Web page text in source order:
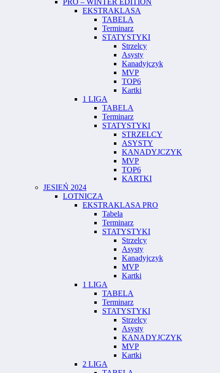
EKSTRAKLASA
TABELA
Terminarz
STATYSTYKI
Strzelcy
Asysty
Kanadyjczyk
MVP
TOP6
Kartki
1 LIGA
TABELA
Terminarz
STATYSTYKI
STRZELCY
ASYSTY
KANADYJCZYK
MVP
TOP6
KARTKI
JESIEŃ 2024
LOTNICZA
EKSTRAKLASA PRO
Tabela
Terminarz
STATYSTYKI
Strzelcy
Asysty
Kanadyjczyk
MVP
Kartki
1 LIGA
TABELA
Terminarz
STATYSTYKI
Strzelcy
Asysty
KANADYJCZYK
MVP
Kartki
2 LIGA